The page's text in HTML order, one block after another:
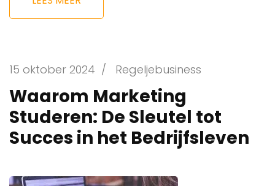
15 oktober 2024 / Regeljebusiness
Waarom Marketing
Studeren: De Sleutel tot
Succes in het Bedrijfsleven